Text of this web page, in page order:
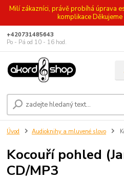
Milí zákazníci, právě probíhá úprava
komplikace
+420731485643
Po - Pá od 10 - 16 hod.
Úvod Audioknihy a mluvené slovo
Kocouří pohled
CD/MP3